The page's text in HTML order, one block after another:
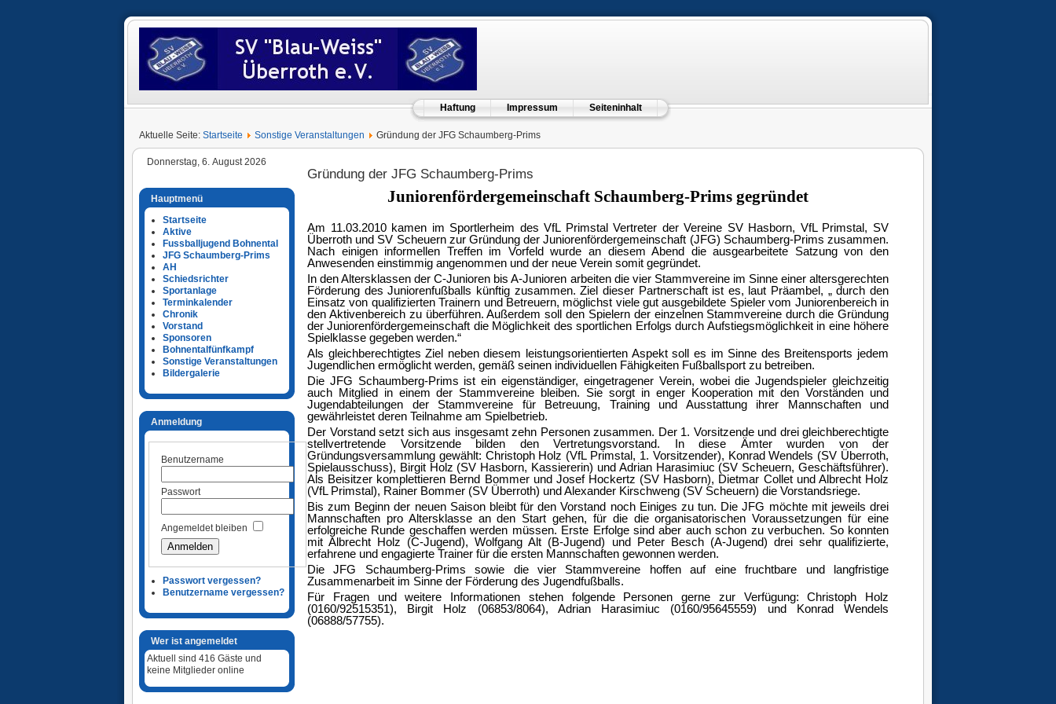
Haftung Impressum Seiteninhalt
Aktuelle Seite: Startseite Sonstige Veranstaltungen Gründung der JFG Schaumberg-Prims
Donnerstag, 6. August 2026
Hauptmenü
Startseite
Aktive
Fussballjugend Bohnental
JFG Schaumberg-Prims
AH
Schiedsrichter
Sportanlage
Terminkalender
Chronik
Vorstand
Sponsoren
Bohnentalfünfkampf
Sonstige Veranstaltungen
Bildergalerie
Anmeldung
Benutzername
Passwort
Angemeldet bleiben
Passwort vergessen?
Benutzername vergessen?
Wer ist angemeldet
Aktuell sind 416 Gäste und
keine Mitglieder online
Gründung der JFG Schaumberg-Prims
Juniorenfördergemeinschaft Schaumberg-Prims gegründet
Am 11.03.2010 kamen im Sportlerheim des VfL Primstal Vertreter der Vereine SV Hasborn, VfL Primstal, SV
Überroth und SV Scheuern zur Gründung der Juniorenfördergemeinschaft (JFG) Schaumberg-Prims zusammen.
Nach einigen informellen Treffen im Vorfeld wurde an diesem Abend die ausgearbeitete Satzung von den
Anwesenden einstimmig angenommen und der neue Verein somit gegründet.
In den Altersklassen der C-Junioren bis A-Junioren arbeiten die vier Stammvereine im Sinne einer altersgerechten
Förderung des Juniorenfußballs künftig zusammen. Ziel dieser Partnerschaft ist es, laut Präambel, „ durch den
Einsatz von qualifizierten Trainern und Betreuern, möglichst viele gut ausgebildete Spieler vom Juniorenbereich in
den Aktivenbereich zu überführen. Außerdem soll den Spielern der einzelnen Stammvereine durch die Gründung
der Juniorenfördergemeinschaft die Möglichkeit des sportlichen Erfolgs durch Aufstiegsmöglichkeit in eine höhere
Spielklasse gegeben werden.“
Als gleichberechtigtes Ziel neben diesem leistungsorientierten Aspekt soll es im Sinne des Breitensports jedem
Jugendlichen ermöglicht werden, gemäß seinen individuellen Fähigkeiten Fußballsport zu betreiben.
Die JFG Schaumberg-Prims ist ein eigenständiger, eingetragener Verein, wobei die Jugendspieler gleichzeitig
auch Mitglied in einem der Stammvereine bleiben. Sie sorgt in enger Kooperation mit den Vorständen und
Jugendabteilungen der Stammvereine für Betreuung, Training und Ausstattung ihrer Mannschaften und
gewährleistet deren Teilnahme am Spielbetrieb.
Der Vorstand setzt sich aus insgesamt zehn Personen zusammen. Der 1. Vorsitzende und drei gleichberechtigte
stellvertretende Vorsitzende bilden den Vertretungsvorstand. In diese Ämter wurden von der
Gründungsversammlung gewählt: Christoph Holz (VfL Primstal, 1. Vorsitzender), Konrad Wendels (SV Überroth,
Spielausschuss), Birgit Holz (SV Hasborn, Kassiererin) und Adrian Harasimiuc (SV Scheuern, Geschäftsführer).
Als Beisitzer komplettieren Bernd Bommer und Josef Hockertz (SV Hasborn), Dietmar Collet und Albrecht Holz
(VfL Primstal), Rainer Bommer (SV Überroth) und Alexander Kirschweng (SV Scheuern) die Vorstandsriege.
Bis zum Beginn der neuen Saison bleibt für den Vorstand noch Einiges zu tun. Die JFG möchte mit jeweils drei
Mannschaften pro Altersklasse an den Start gehen, für die die organisatorischen Voraussetzungen für eine
erfolgreiche Runde geschaffen werden müssen. Erste Erfolge sind aber auch schon zu verbuchen. So konnten
mit Albrecht Holz (C-Jugend), Wolfgang Alt (B-Jugend) und Peter Besch (A-Jugend) drei sehr qualifizierte,
erfahrene und engagierte Trainer für die ersten Mannschaften gewonnen werden.
Die JFG Schaumberg-Prims sowie die vier Stammvereine hoffen auf eine fruchtbare und langfristige
Zusammenarbeit im Sinne der Förderung des Jugendfußballs.
Für Fragen und weitere Informationen stehen folgende Personen gerne zur Verfügung: Christoph Holz
(0160/92515351), Birgit Holz (06853/8064), Adrian Harasimiuc (0160/95645559) und Konrad Wendels
(06888/57755).